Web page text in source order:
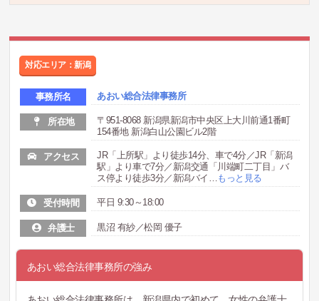
対応エリア：新潟
事務所名 あおい総合法律事務所
所在地
〒951-8068 新潟県新潟市中央区上大川前通1番町
154番地 新潟白山公園ビル2階
アクセス
JR「上所駅」より徒歩14分、車で4分／JR「新潟
駅」より車で7分／新潟交通「川端町二丁目」バ
ス停より徒歩3分／新潟バイ
もっと見る
受付時間 平日 9:30～18:00
弁護士 黒沼 有紗／松岡 優子
あおい総合法律事務所の強み